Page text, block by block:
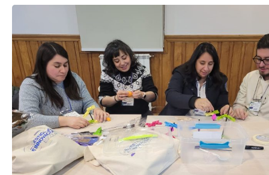
VIDEOS
GALERIA DE FOTOS
APP MÓVIL
TRANSPARENCIA